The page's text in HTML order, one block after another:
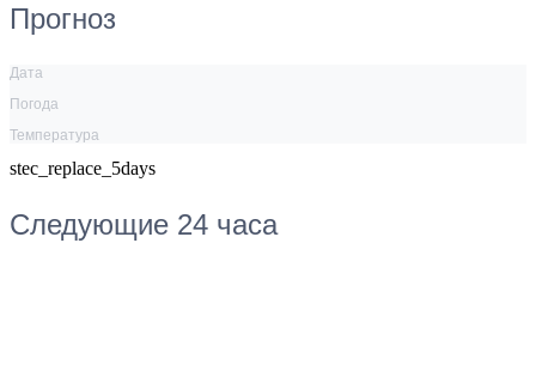
Прогноз
Дата
Погода
Температура
stec_replace_5days
Следующие 24 часа